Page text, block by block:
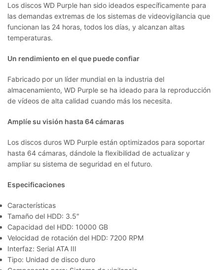
Los discos WD Purple han sido ideados específicamente para
las demandas extremas de los sistemas de videovigilancia que
funcionan las 24 horas, todos los días, y alcanzan altas
temperaturas.
Un rendimiento en el que puede confiar
Fabricado por un líder mundial en la industria del
almacenamiento, WD Purple se ha ideado para la reproducción
de vídeos de alta calidad cuando más los necesita.
Amplíe su visión hasta 64 cámaras
Los discos duros WD Purple están optimizados para soportar
hasta 64 cámaras, dándole la flexibilidad de actualizar y
ampliar su sistema de seguridad en el futuro.
Especificaciones
Características
Tamaño del HDD: 3.5″
Capacidad del HDD: 10000 GB
Velocidad de rotación del HDD: 7200 RPM
Interfaz: Serial ATA III
Tipo: Unidad de disco duro